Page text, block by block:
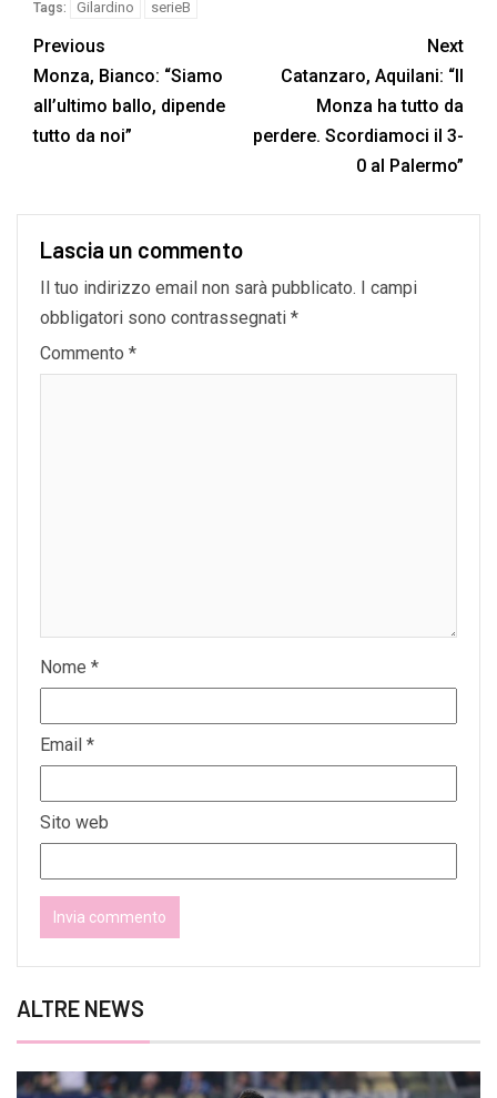
Tags: Gilardino serieB
Previous
Monza, Bianco: “Siamo
all’ultimo ballo, dipende
tutto da noi”
Next
Catanzaro, Aquilani: “Il
Monza ha tutto da
perdere. Scordiamoci il 3-
0 al Palermo”
Lascia un commento
Il tuo indirizzo email non sarà pubblicato. I campi
obbligatori sono contrassegnati *
Commento *
Nome *
Email *
Sito web
ALTRE NEWS